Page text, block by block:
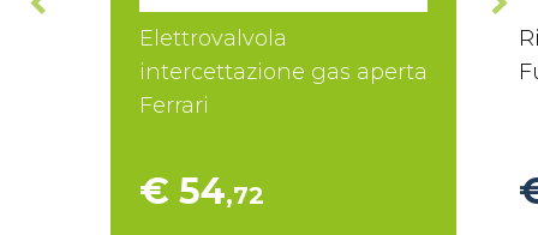
Elettrovalvola
intercettazione gas aperta
Ferrari
€ 54,72